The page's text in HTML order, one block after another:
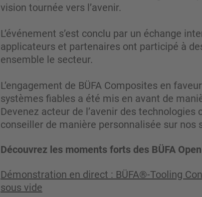
vision tournée vers l’avenir.
L’événement s’est conclu par un échange
applicateurs et partenaires ont participé à
ensemble le secteur.
L’engagement de BÜFA Composites en
systèmes fiables a été mis en avant de
Devenez acteur de l’avenir des
conseiller de manière personnalisée sur nos
Découvrez les moments forts des BÜFA
Démonstration en direct : BÜFA®-Tooling
sous vide